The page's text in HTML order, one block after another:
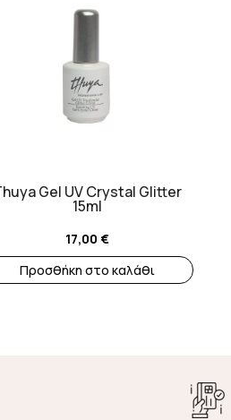
Gel UV Crystal Glitter
15ml
17,00 €
Προσθήκη στο καλάθι